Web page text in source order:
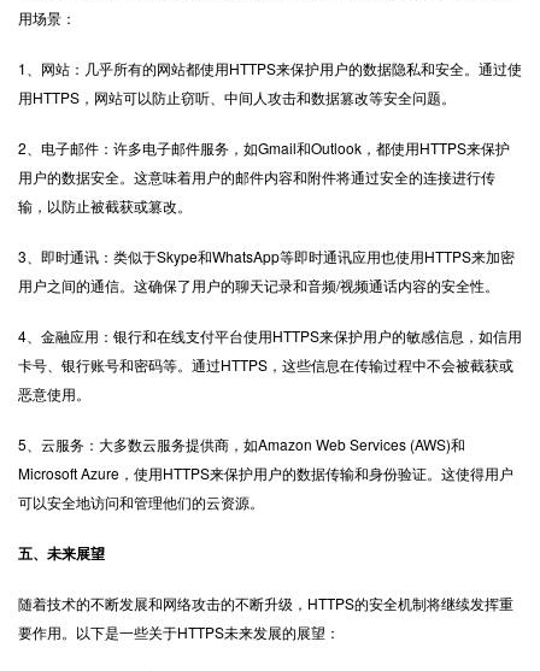
用场景：
1、网站：几乎所有的网站都使用HTTPS来保护用户的数据隐私和安全。通过使
用HTTPS，网站可以防止窃听、中间人攻击和数据篡改等安全问题。
2、电子邮件：许多电子邮件服务，如Gmail和Outlook，都使用HTTPS来保护
用户的数据安全。这意味着用户的邮件内容和附件将通过安全的连接进行传
输，以防止被截获或篡改。
3、即时通讯：类似于Skype和WhatsApp等即时通讯应用也使用HTTPS来加密
用户之间的通信。这确保了用户的聊天记录和音频/视频通话内容的安全性。
4、金融应用：银行和在线支付平台使用HTTPS来保护用户的敏感信息，如信用
卡号、银行账号和密码等。通过HTTPS，这些信息在传输过程中不会被截获或
恶意使用。
5、云服务：大多数云服务提供商，如Amazon Web Services (AWS)和
Microsoft Azure，使用HTTPS来保护用户的数据传输和身份验证。这使得用户
可以安全地访问和管理他们的云资源。
五、未来展望
随着技术的不断发展和网络攻击的不断升级，HTTPS的安全机制将继续发挥重
要作用。以下是一些关于HTTPS未来发展的展望：